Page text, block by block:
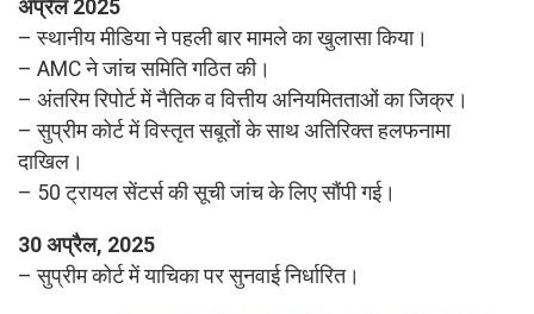
अप्रैल 2025
– स्थानीय मीडिया ने पहली बार मामले का खुलासा किया।
– AMC ने जांच समिति गठित की।
– अंतरिम रिपोर्ट में नैतिक व वित्तीय अनियमितताओं का जिक्र।
– सुप्रीम कोर्ट में विस्तृत सबूतों के साथ अतिरिक्त हलफनामा
दाखिल।
– 50 ट्रायल सेंटर्स की सूची जांच के लिए सौंपी गई।
30 अप्रैल, 2025
– सुप्रीम कोर्ट में याचिका पर सुनवाई निर्धारित।